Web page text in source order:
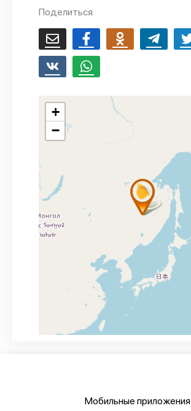
Поделиться
+
−
Мобильные приложения